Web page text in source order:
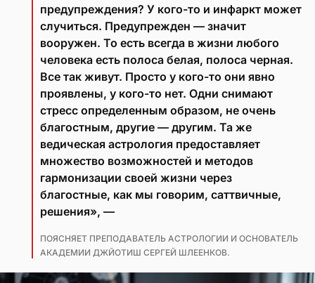
предупреждения? У кого-то и инфаркт может
случиться. Предупрежден — значит
вооружен. То есть всегда в жизни любого
человека есть полоса белая, полоса черная.
Все так живут. Просто у кого-то они явно
проявлены, у кого-то нет. Одни снимают
стресс определенным образом, не очень
благостным, другие — другим. Та же
ведическая астрология предоставляет
множество возможностей и методов
гармонизации своей жизни через
благостные, как мы говорим, саттвичные,
решения», —
ПОЯСНЯЕТ ПРЕПОДАВАТЕЛЬ АСТРОЛОГИИ И ОСНОВАТЕЛЬ
АКАДЕМИИ ДЖЙОТИШ СЕРГЕЙ ШЛЕЕНКОВ.